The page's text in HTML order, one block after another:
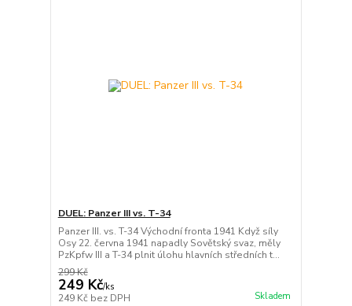
DUEL: Panzer III vs. T-34
Panzer III. vs. T-34 Východní fronta 1941 Když síly
Osy 22. června 1941 napadly Sovětský svaz, měly
PzKpfw III a T-34 plnit úlohu hlavních středních t...
299 Kč
249 Kč/ks
249 Kč bez DPH Skladem